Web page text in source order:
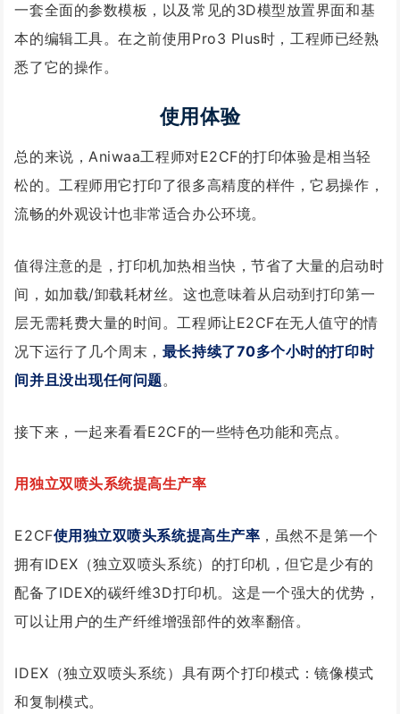
一套全面的参数模板，以及常见的3D模型放置界面和基
本的编辑工具。在之前使用Pro3 Plus时，工程师已经熟
悉了它的操作。
使用体验
总的来说，Aniwaa工程师对E2CF的打印体验是相当轻
松的。工程师用它打印了很多高精度的样件，它易操作，
流畅的外观设计也非常适合办公环境。
值得注意的是，打印机加热相当快，节省了大量的启动时
间，如加载/卸载耗材丝。这也意味着从启动到打印第一
层无需耗费大量的时间。工程师让E2CF在无人值守的情
况下运行了几个周末， 最长持续了70多个小时的打印时
间并且没出现任何问题。
接下来，一起来看看E2CF的一些特色功能和亮点。
用独立双喷头系统提高生产率
E2CF使用 独立双喷头系统提高生产率 ， 虽然不是第一个
拥有IDEX（独立双喷头系统）的打印机，但它是少有的
配备了IDEX的碳纤维3D打印机。 这是一个强大的优势，
可以让用户的生产纤维增强部件的效率翻倍。
IDEX（独立双喷头系统）具有两个打印模式：镜像模式
和复制模式。